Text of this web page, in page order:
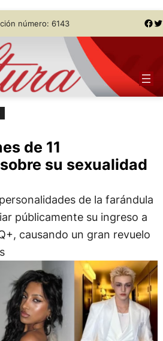
número: 6143 Facebook Twitter
de 11
su sexualidad
de la farándula
públicamente su ingreso a
causando un gran revuelo